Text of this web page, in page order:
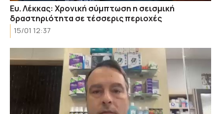
Ευ. Λέκκας: Χρονική σύμπτωση η σεισμική
δραστηριότητα σε τέσσερις περιοχές
15/01 12:37